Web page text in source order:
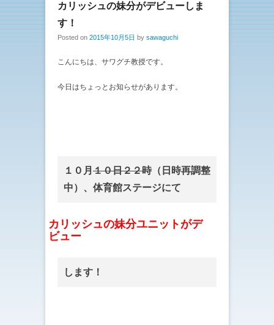
カリッシュの妹分がデビューしま
す！
Posted on 2015年10月5日 by sawaguchi
こんにちは、サワグチ教授です。
今日はちょっとお知らせがあります。
１０月 １０日２２時（日時再調整
中）、体育館ステージにて
カリッシュの妹分ユニットがデ
ビュー
します！